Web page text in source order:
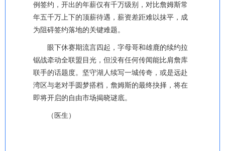
例签约，开出的年薪仅有千万级别，对比詹姆斯常
年五千万上下的顶薪待遇，薪资差距难以抹平，成
为阻碍签约落地的关键难题。
眼下休赛期流言四起，字母哥和雄鹿的续约拉
锯战牵动全联盟目光，但没有任何传闻能比肩詹库
联手的话题度。坚守湖人续写一城传奇，或是远赴
湾区与老对手圆梦搭档，詹姆斯的最终抉择，将在
即将开启的自由市场揭晓谜底。
（医生）